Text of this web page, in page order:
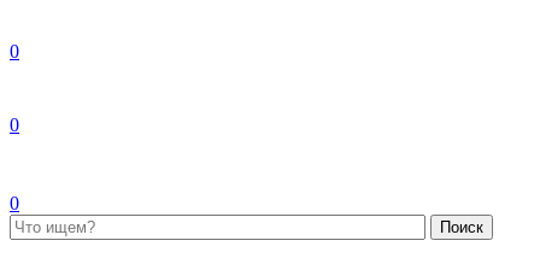
0
0
0